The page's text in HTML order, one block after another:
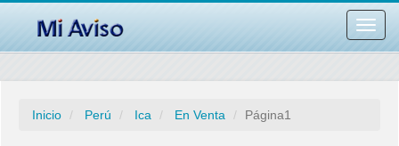
barra
Inicio Perú Ica En Venta Página1